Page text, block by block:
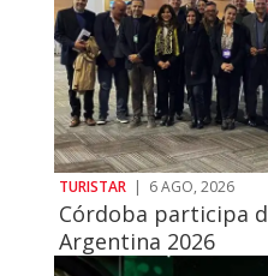
TURISTAR | 6 AGO, 2026
Córdoba participa
Argentina 2026